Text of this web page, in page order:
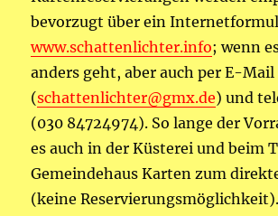
bevorzugt über ein
www.schattenlichter.info; wenn
anders geht, aber auch per E-Mail
(schattenlichter@gmx.de) und
(030 84724974). So lange der
es auch in der Küsterei und beim
Gemeindehaus Karten zum
(keine Reservierungsmöglichkeit).